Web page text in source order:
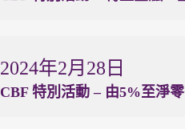
2024年2月28日
CBF 特別活動 – 由5%至淨